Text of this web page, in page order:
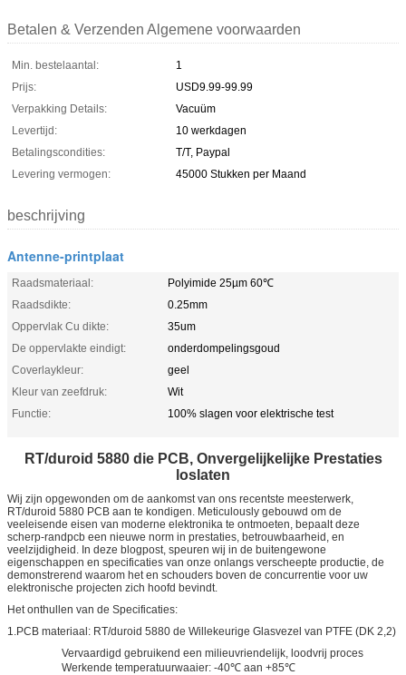
Betalen & Verzenden Algemene voorwaarden
Min. bestelaantal:
1
Prijs:
USD9.99-99.99
Verpakking Details:
Vacuüm
Levertijd:
10 werkdagen
Betalingscondities:
T/T, Paypal
Levering vermogen:
45000 Stukken per Maand
beschrijving
Antenne-printplaat
Raadsmateriaal:
Polyimide 25µm 60℃
Raadsdikte:
0.25mm
Oppervlak Cu dikte:
35um
De oppervlakte eindigt:
onderdompelingsgoud
Coverlaykleur:
geel
Kleur van zeefdruk:
Wit
Functie:
100% slagen voor elektrische test
RT/duroid 5880 die PCB, Onvergelijkelijke Prestaties
loslaten
Wij zijn opgewonden om de aankomst van ons recentste meesterwerk,
RT/duroid 5880 PCB aan te kondigen. Meticulously gebouwd om de
veeleisende eisen van moderne elektronika te ontmoeten, bepaalt deze
scherp-randpcb een nieuwe norm in prestaties, betrouwbaarheid, en
veelzijdigheid. In deze blogpost, speuren wij in de buitengewone
eigenschappen en specificaties van onze onlangs verscheepte productie, de
demonstrerend waarom het en schouders boven de concurrentie voor uw
elektronische projecten zich hoofd bevindt.
Het onthullen van de Specificaties:
1.PCB materiaal: RT/duroid 5880 de Willekeurige Glasvezel van PTFE (DK 2,2)
Vervaardigd gebruikend een milieuvriendelijk, loodvrij proces
Werkende temperatuurwaaier: -40℃ aan +85℃